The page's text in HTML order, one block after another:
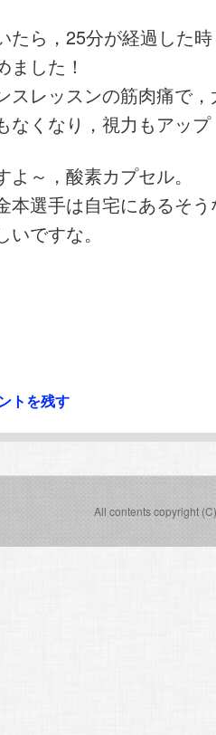
たら，25分が経過した
ました！
スレッスンの筋肉痛で
なくなり，視力もアップ
～，酸素カプセル。
本選手は自宅にあるそ
ですな。
トを残す
All contents copyright